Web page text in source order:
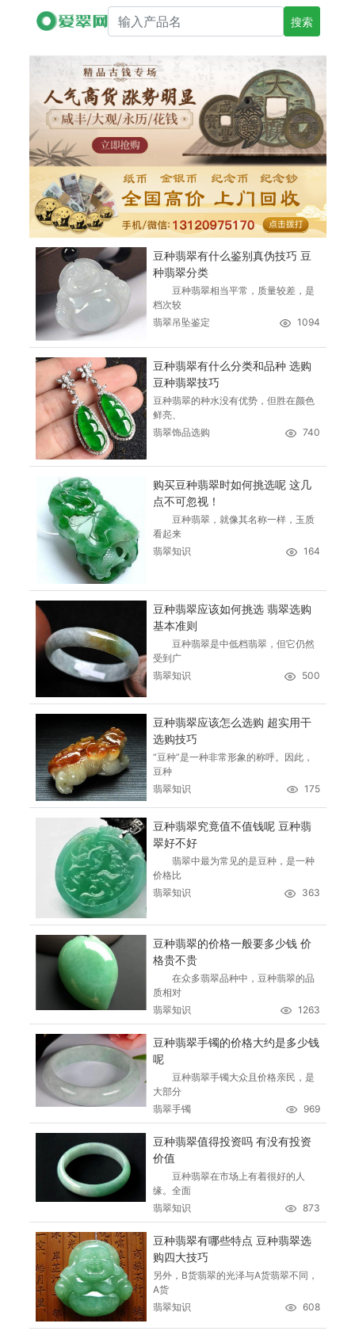
搜索产品名
豆种翡翠有什么鉴别真伪技巧 豆
种翡翠分类
豆种翡翠相当平常，质量较差，是
档次较
翡翠吊坠鉴定
1094
豆种翡翠有什么分类和品种 选购
豆种翡翠技巧
豆种翡翠的种水没有优势，但胜在颜色
鲜亮、
翡翠饰品选购
740
购买豆种翡翠时如何挑选呢 这几
点不可忽视！
豆种翡翠，就像其名称一样，玉质
看起来
翡翠知识
164
豆种翡翠应该如何挑选 翡翠选购
基本准则
豆种翡翠是中低档翡翠，但它仍然
受到广
翡翠知识
500
豆种翡翠应该怎么选购 超实用干
选购技巧
“豆种”是一种非常形象的称呼。因此，
豆种
翡翠知识
175
豆种翡翠究竟值不值钱呢 豆种翡
翠好不好
翡翠中最为常见的是豆种，是一种
价格比
翡翠知识
363
豆种翡翠的价格一般要多少钱 价
格贵不贵
在众多翡翠品种中，豆种翡翠的品
质相对
翡翠知识
1263
豆种翡翠手镯的价格大约是多少钱
呢
豆种翡翠手镯大众且价格亲民，是
大部分
翡翠手镯
969
豆种翡翠值得投资吗 有没有投资
价值
豆种翡翠在市场上有着很好的人
缘。全面
翡翠知识
873
豆种翡翠有哪些特点 豆种翡翠选
购四大技巧
另外，B货翡翠的光泽与A货翡翠不同，
A货
翡翠知识
608